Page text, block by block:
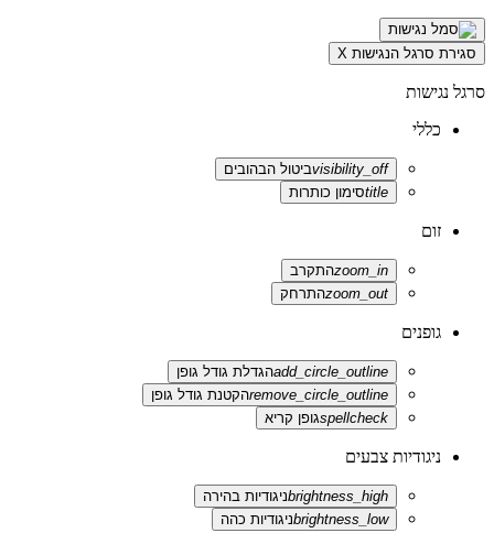
סגירת סרגל הנגישות X
סרגל נגישות
כללי
visibility_offביטול הבהובים
titleסימון כותרות
זום
zoom_inהתקרב
zoom_outהתרחק
גופנים
add_circle_outlineהגדלת גודל גופן
remove_circle_outlineהקטנת גודל גופן
spellcheckגופן קריא
ניגודיות צבעים
brightness_highניגודיות בהירה
brightness_lowניגודיות כהה